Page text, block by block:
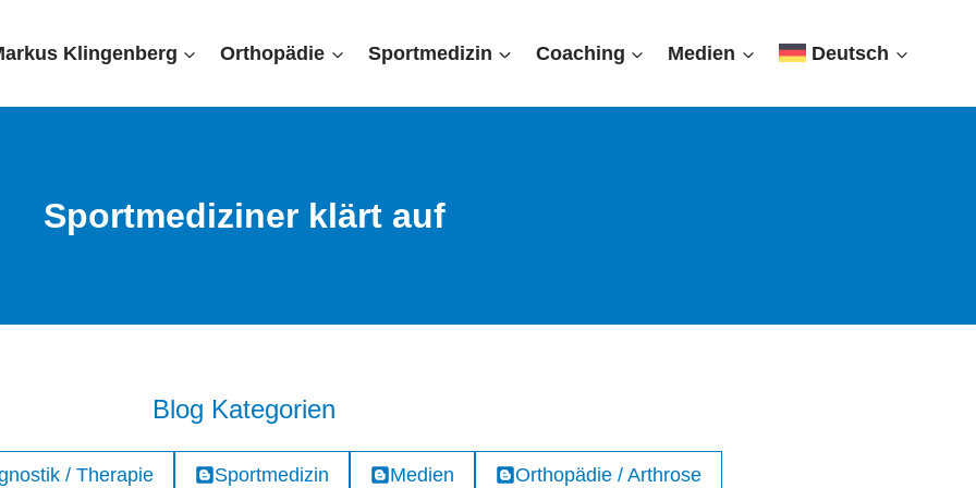
Klingenberg Orthopädie Sportmedizin Coaching Medien Deutsch
Sportmediziner klärt auf
Blog Kategorien
/ Therapie Sportmedizin Medien Orthopädie / Arthrose